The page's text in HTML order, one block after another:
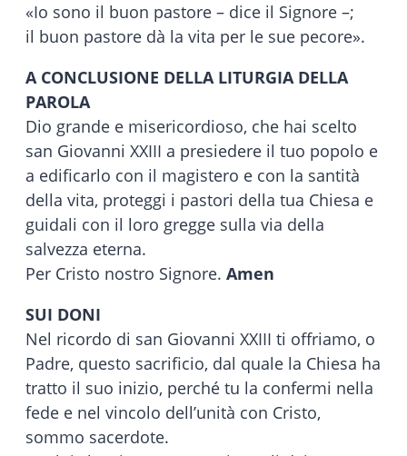
«Io sono il buon pastore – dice il Signore –;
il buon pastore dà la vita per le sue pecore».
A CONCLUSIONE DELLA LITURGIA DELLA
PAROLA
Dio grande e misericordioso, che hai scelto
san Giovanni XXIII a presiedere il tuo popolo e
a edificarlo con il magistero e con la santità
della vita, proteggi i pastori della tua Chiesa e
guidali con il loro gregge sulla via della
salvezza eterna.
Per Cristo nostro Signore. Amen
SUI DONI
Nel ricordo di san Giovanni XXIII ti offriamo, o
Padre, questo sacrificio, dal quale la Chiesa ha
tratto il suo inizio, perché tu la confermi nella
fede e nel vincolo dell’unità con Cristo,
sommo sacerdote.